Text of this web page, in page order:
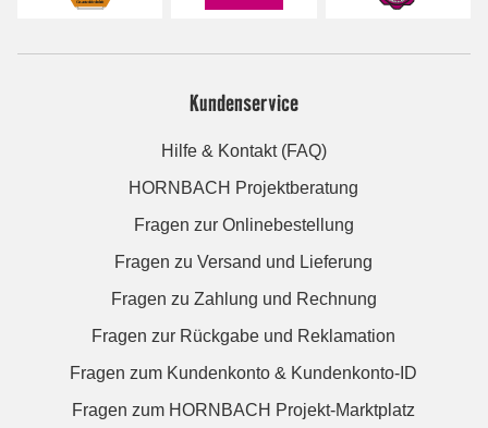
Kundenservice
Hilfe & Kontakt (FAQ)
HORNBACH Projektberatung
Fragen zur Onlinebestellung
Fragen zu Versand und Lieferung
Fragen zu Zahlung und Rechnung
Fragen zur Rückgabe und Reklamation
Fragen zum Kundenkonto & Kundenkonto-ID
Fragen zum HORNBACH Projekt-Marktplatz